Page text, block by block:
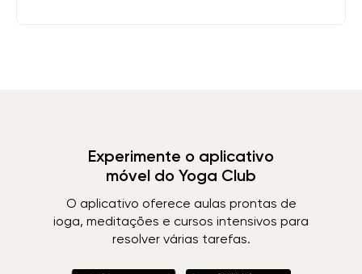
Experimente o aplicativo
móvel do Yoga Club
O aplicativo oferece aulas prontas de
ioga, meditações e cursos intensivos para
resolver várias tarefas.